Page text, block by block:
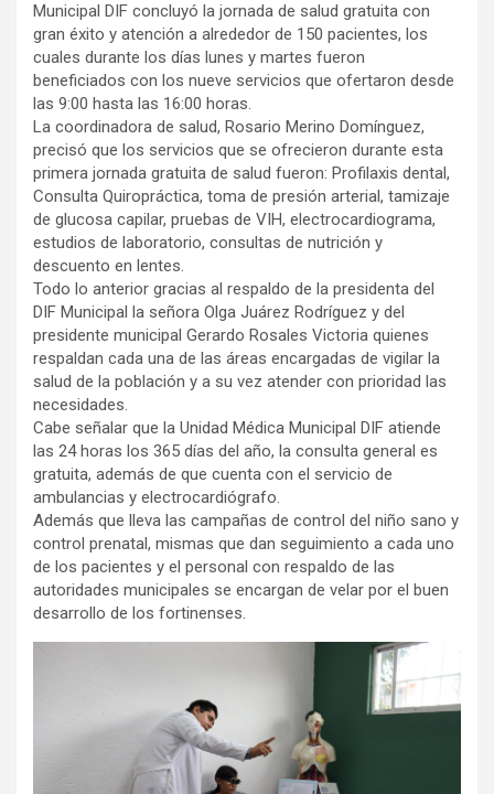
Municipal DIF concluyó la jornada de salud gratuita con
gran éxito y atención a alrededor de 150 pacientes, los
cuales durante los días lunes y martes fueron
beneficiados con los nueve servicios que ofertaron desde
las 9:00 hasta las 16:00 horas.
La coordinadora de salud, Rosario Merino Domínguez,
precisó que los servicios que se ofrecieron durante esta
primera jornada gratuita de salud fueron: Profilaxis dental,
Consulta Quiropráctica, toma de presión arterial, tamizaje
de glucosa capilar, pruebas de VIH, electrocardiograma,
estudios de laboratorio, consultas de nutrición y
descuento en lentes.
Todo lo anterior gracias al respaldo de la presidenta del
DIF Municipal la señora Olga Juárez Rodríguez y del
presidente municipal Gerardo Rosales Victoria quienes
respaldan cada una de las áreas encargadas de vigilar la
salud de la población y a su vez atender con prioridad las
necesidades.
Cabe señalar que la Unidad Médica Municipal DIF atiende
las 24 horas los 365 días del año, la consulta general es
gratuita, además de que cuenta con el servicio de
ambulancias y electrocardiógrafo.
Además que lleva las campañas de control del niño sano y
control prenatal, mismas que dan seguimiento a cada uno
de los pacientes y el personal con respaldo de las
autoridades municipales se encargan de velar por el buen
desarrollo de los fortinenses.